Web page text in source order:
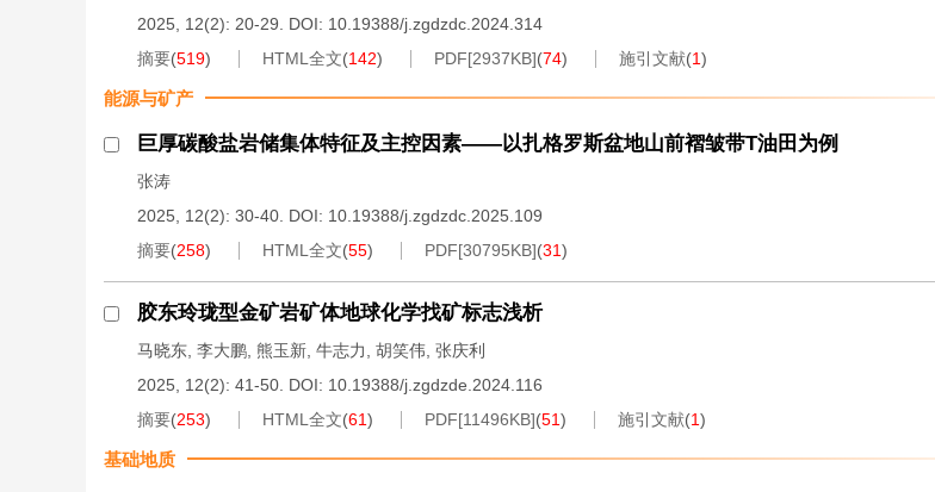
2025, 12(2): 20-29.
DOI: 10.19388/j.zgdzdc.2024.314
摘要(519) HTML全文(142) PDF[2937KB](74) 施引文献(1)
能源与矿产
巨厚碳酸盐岩储集体特征及主控因素——以扎格罗斯盆地山前褶皱带T油田为例
张涛
2025, 12(2): 30-40. DOI: 10.19388/j.zgdzdc.2025.109
摘要(258) HTML全文(55) PDF[30795KB](31)
胶东玲珑型金矿岩矿体地球化学找矿标志浅析
马晓东 李大鹏 熊玉新 牛志力 胡笑伟 张庆利
2025, 12(2): 41-50. DOI: 10.19388/j.zgdzde.2024.116
摘要(253) HTML全文(61) PDF[11496KB](51) 施引文献(1)
基础地质